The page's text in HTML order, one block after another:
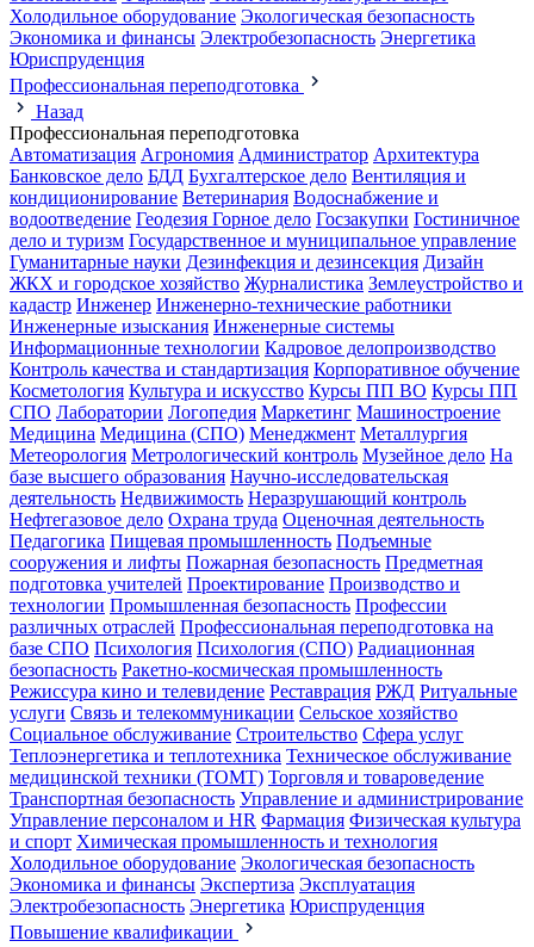
Холодильное оборудование Экологическая безопасность
Экономика и финансы Электробезопасность Энергетика
Юриспруденция
Профессиональная переподготовка
Назад
Профессиональная переподготовка
Автоматизация Агрономия Администратор Архитектура
Банковское дело БДД Бухгалтерское дело Вентиляция и
кондиционирование Ветеринария Водоснабжение и
водоотведение Геодезия Горное дело Госзакупки Гостиничное
дело и туризм Государственное и муниципальное управление
Гуманитарные науки Дезинфекция и дезинсекция Дизайн
ЖКХ и городское хозяйство Журналистика Землеустройство и
кадастр Инженер Инженерно-технические работники
Инженерные изыскания Инженерные системы
Информационные технологии Кадровое делопроизводство
Контроль качества и стандартизация Корпоративное обучение
Косметология Культура и искусство Курсы ПП ВО Курсы ПП
СПО Лаборатории Логопедия Маркетинг Машиностроение
Медицина Медицина (СПО) Менеджмент Металлургия
Метеорология Метрологический контроль Музейное дело На
базе высшего образования Научно-исследовательская
деятельность Недвижимость Неразрушающий контроль
Нефтегазовое дело Охрана труда Оценочная деятельность
Педагогика Пищевая промышленность Подъемные
сооружения и лифты Пожарная безопасность Предметная
подготовка учителей Проектирование Производство и
технологии Промышленная безопасность Профессии
различных отраслей Профессиональная переподготовка на
базе СПО Психология Психология (СПО) Радиационная
безопасность Ракетно-космическая промышленность
Режиссура кино и телевидение Реставрация РЖД Ритуальные
услуги Связь и телекоммуникации Сельское хозяйство
Социальное обслуживание Строительство Сфера услуг
Теплоэнергетика и теплотехника Техническое обслуживание
медицинской техники (ТОМТ) Торговля и товароведение
Транспортная безопасность Управление и администрирование
Управление персоналом и HR Фармация Физическая культура
и спорт Химическая промышленность и технология
Холодильное оборудование Экологическая безопасность
Экономика и финансы Экспертиза Эксплуатация
Электробезопасность Энергетика Юриспруденция
Повышение квалификации